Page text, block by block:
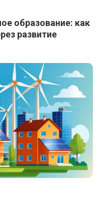
образование: как
развитие